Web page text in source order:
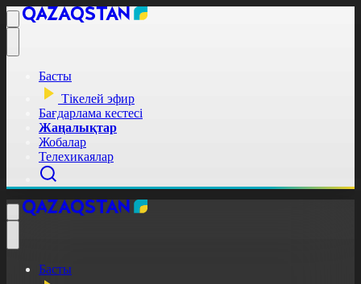
Басты
Тікелей эфир
Бағдарлама кестесі
Жаңалықтар
Жобалар
Телехикаялар
Басты